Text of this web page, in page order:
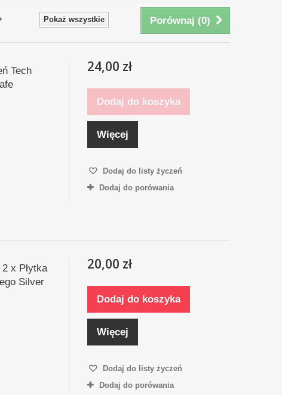
Porównaj (0)
Pokaż wszystkie
Tech
24,00 zł
Dodaj do koszyka
Więcej
Dodaj do listy życzeń
Dodaj do porówania
x Płytka
Silver
20,00 zł
Dodaj do koszyka
Więcej
Dodaj do listy życzeń
Dodaj do porówania